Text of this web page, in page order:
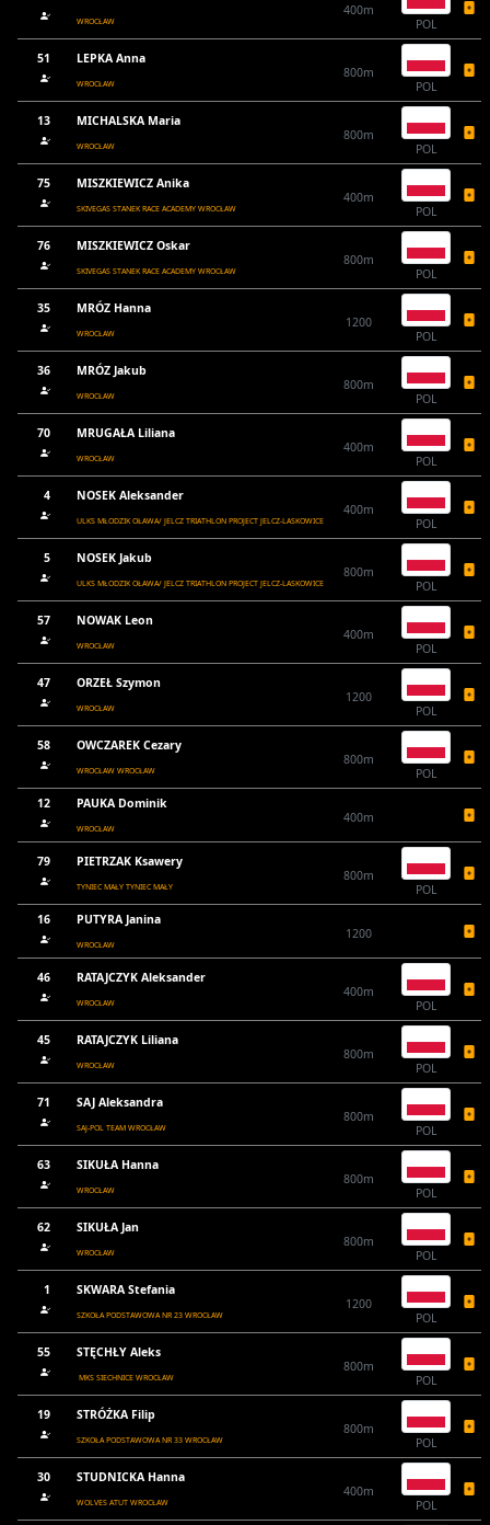
WROCŁAW
400m
POL
51 LEPKA Anna
WROCŁAW
800m
POL
13 MICHALSKA Maria
WROCŁAW
800m
POL
75 MISZKIEWICZ Anika
SKIVEGAS STANEK RACE ACADEMY WROCŁAW
400m
POL
76 MISZKIEWICZ Oskar
SKIVEGAS STANEK RACE ACADEMY WROCŁAW
800m
POL
35 MRÓZ Hanna
WROCŁAW
1200
POL
36 MRÓZ Jakub
WROCŁAW
800m
POL
70 MRUGAŁA Liliana
WROCŁAW
400m
POL
4 NOSEK Aleksander
ULKS MŁODZIK OŁAWA/ JELCZ TRIATHLON PROJECT JELCZ-LASKOWICE
400m
POL
5 NOSEK Jakub
ULKS MŁODZIK OŁAWA/ JELCZ TRIATHLON PROJECT JELCZ-LASKOWICE
800m
POL
57 NOWAK Leon
WROCŁAW
400m
POL
47 ORZEŁ Szymon
WROCŁAW
1200
POL
58 OWCZAREK Cezary
WROCŁAW WROCŁAW
800m
POL
12
PAUKA Dominik
WROCŁAW
400m
79 PIETRZAK Ksawery
TYNIEC MAŁY TYNIEC MAŁY
800m
POL
16
PUTYRA Janina
WROCŁAW
1200
46 RATAJCZYK Aleksander
WROCŁAW
400m
POL
45 RATAJCZYK Liliana
WROCŁAW
800m
POL
71 SAJ Aleksandra
SAJ-POL TEAM WROCŁAW
800m
POL
63 SIKUŁA Hanna
WROCŁAW
800m
POL
62 SIKUŁA Jan
WROCŁAW
800m
POL
1 SKWARA Stefania
SZKOŁA PODSTAWOWA NR 23 WROCŁAW
1200
POL
55 STĘCHŁY Aleks
MKS SIECHNICE WROCŁAW
800m
POL
19 STRÓŻKA Filip
SZKOŁA PODSTAWOWA NR 33 WROCŁAW
800m
POL
30 STUDNICKA Hanna
WOLVES ATUT WROCŁAW
400m
POL